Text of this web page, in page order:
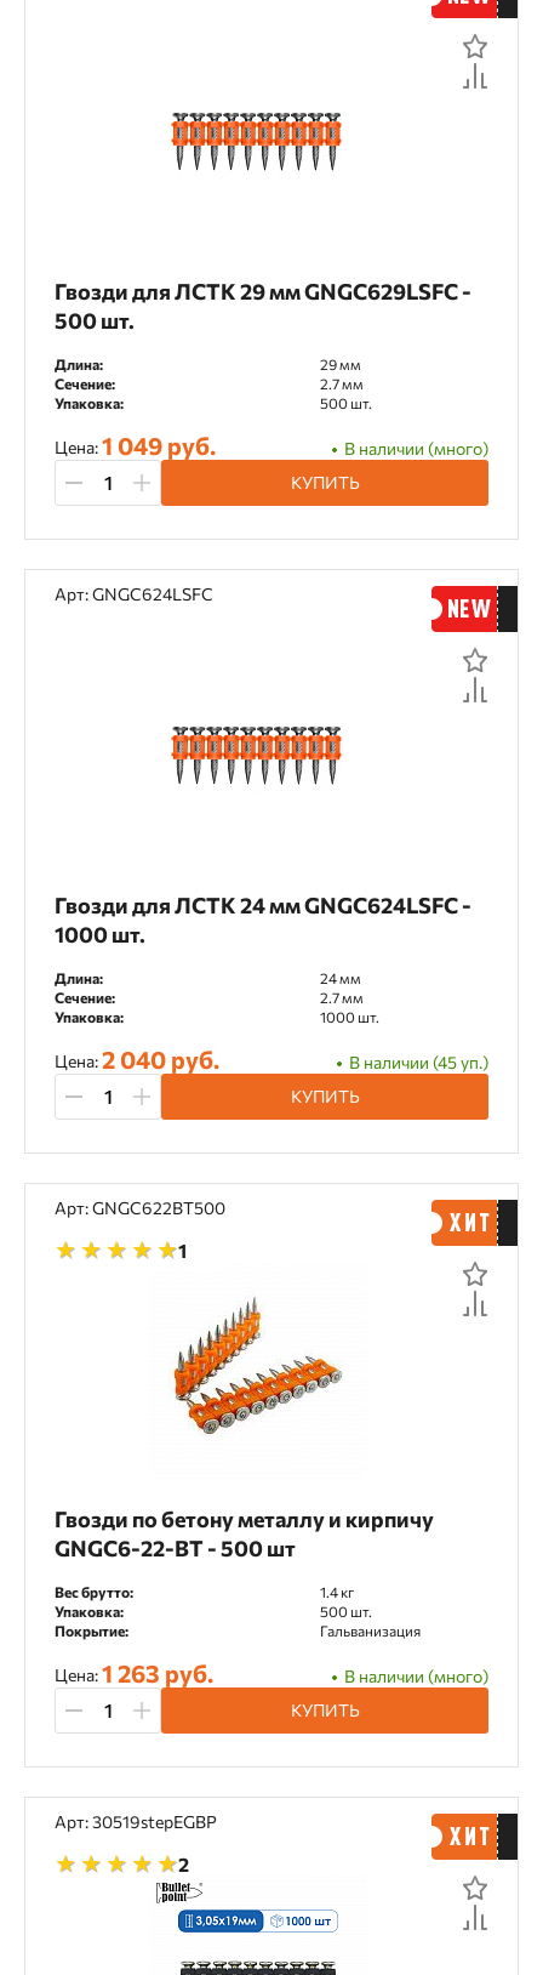
Гвозди для ЛСТК 29 мм GNGC629LSFC -
500 шт.
Длина:
29 мм
Сечение:
2.7 мм
Упаковка:
500 шт.
Цена:1 049 руб.
В наличии (много)
КУПИТЬ
Арт: GNGC624LSFC
Гвозди для ЛСТК 24 мм GNGC624LSFC -
1000 шт.
Длина:
24 мм
Сечение:
2.7 мм
Упаковка:
1000 шт.
Цена:2 040 руб.
В наличии (45 уп.)
КУПИТЬ
Арт: GNGC622BT500
1
Гвозди по бетону металлу и кирпичу
GNGC6-22-BT - 500 шт
Вес брутто:
1.4 кг
Упаковка:
500 шт.
Покрытие:
Гальванизация
Цена:1 263 руб.
В наличии (много)
КУПИТЬ
Арт: 30519stepEGBP
2